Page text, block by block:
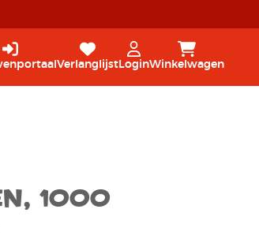
Verlanglijst LoginWinkelwagen
1000